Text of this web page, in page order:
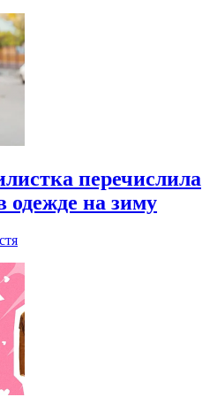
перечислила
одежде на зиму